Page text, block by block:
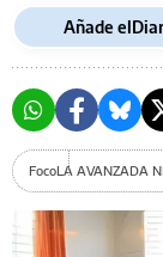
Añade
FocoLA AVANZADA